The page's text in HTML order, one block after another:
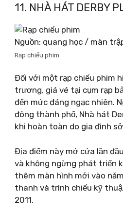
11. NHÀ HÁT DERBY
Nguồn: quang học / màn
Rạp chiếu phim
Đối với một rạp chiếu phim
trương, giá vé tại cụm rạp
đến mức đáng ngạc nhiên.
đông thành phố, Nhà hát
khi hoàn toàn do gia đình
Địa điểm này mở cửa lần
và không ngừng phát triển
thêm màn hình mới vào
thanh và trình chiếu kỹ
2011.